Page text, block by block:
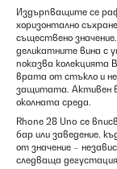
Издърпващите се
хоризонтално
съществено
деликатните вина с
показва колекцията
врата от стъкло и
защитата. Активен
околната среда.
Rhone 28 Uno се
бар или заведение,
от значение –
следваща